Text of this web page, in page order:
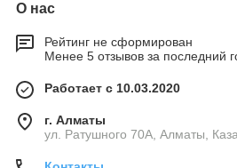
О нас
Рейтинг не сформирован
Менее 5 отзывов за последний
Работает с 10.03.2020
г. Алматы
ул. Ратушного 70А, Алматы,